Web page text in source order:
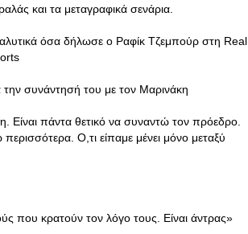
και τα μεταγραφικά σενάρια.
όσα δήλωσε ο Ραφίκ Τζεμπούρ στη Real
την συνάντησή του με τον Μαρινάκη
πάντα θετικό να συναντώ τον πρόεδρο.
Ο,τι είπαμε μένει μόνο μεταξύ
που κρατούν τον λόγο τους. Είναι άντρας»